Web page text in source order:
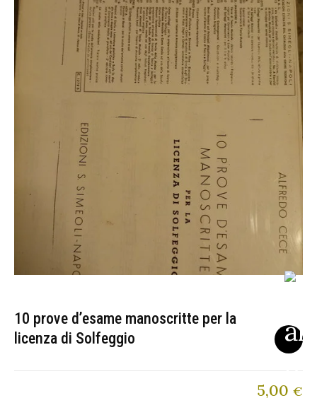
10 prove d’esame manoscritte per la
licenza di Solfeggio
5,00 €